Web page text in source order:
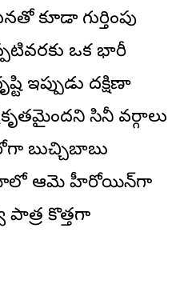
కూడా గుర్తింపు
ఒక భారీ
ఇప్పుడు దక్షిణాది
సినీ వర్గాలు
బుచ్చిబాబు
సినిమాలో ఆమె హీరోయిన్‌గా
కొత్తగా